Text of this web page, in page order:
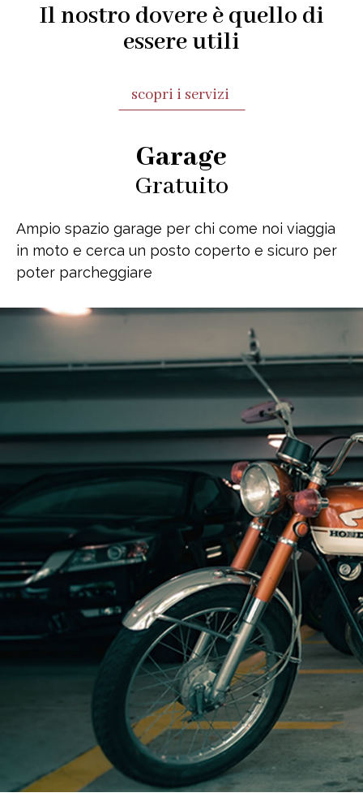
Il nostro dovere è quello di
essere utili
scopri i servizi
Garage
Gratuito
Ampio spazio garage per chi come noi viaggia
in moto e cerca un posto coperto e sicuro per
poter parcheggiare